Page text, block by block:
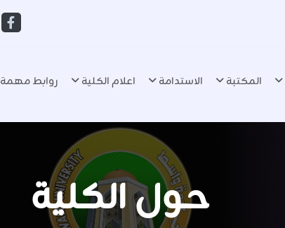
المكتبة الاستدامة اعلام الكلية روابط مهمة
حول الكلية